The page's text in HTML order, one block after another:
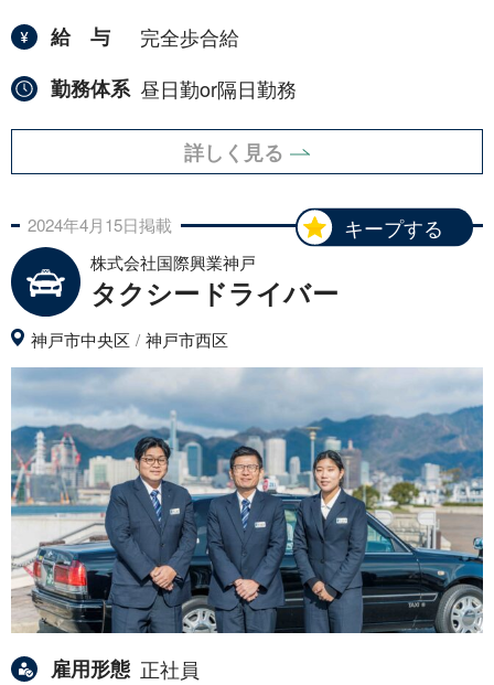
給与
完全歩合給
勤務体系 昼日勤or隔日勤務
詳しく見る
キープする
2024年4月15日掲載
株式会社国際興業神戸
タクシードライバー
神戸市中央区 神戸市西区
雇用形態 正社員